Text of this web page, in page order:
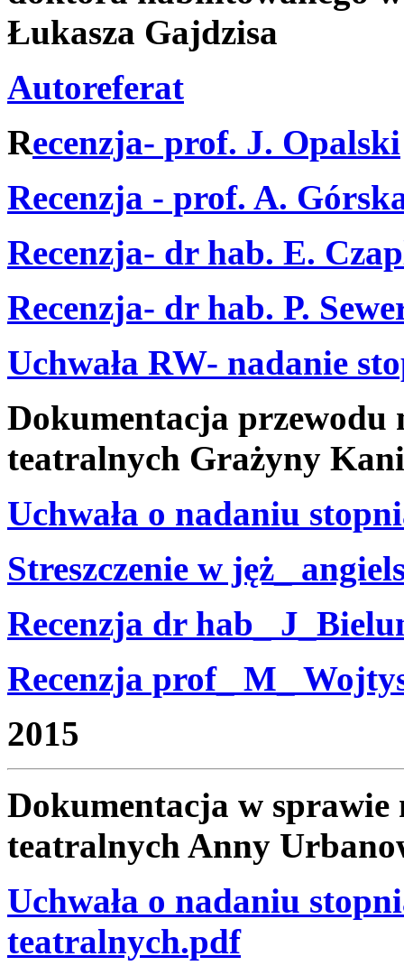
Łukasza Gajdzisa
Autoreferat
Recenzja- prof. J. Opalski
Recenzja - prof. A.
Recenzja- dr hab. E.
Recenzja- dr hab. P.
Uchwała RW- nadanie
Dokumentacja przewodu
teatralnych Grażyny Kani
Uchwała o nadaniu
Streszczenie w jęż_
Recenzja dr hab_
Recenzja prof_ M_
2015
Dokumentacja w
teatralnych Anny
Uchwała o nadaniu
teatralnych.pdf